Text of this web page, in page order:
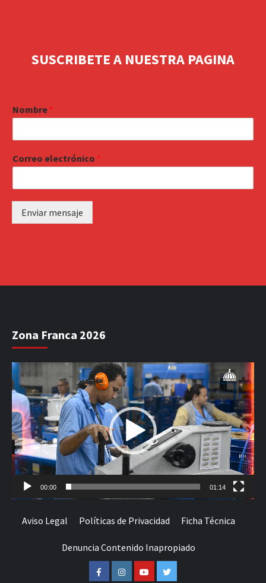
SUSCRIBETE A NUESTRA PAGINA
Nombre *
Correo electrónico *
Enviar mensaje
Zona Franca 2026
Reproductor
de
vídeo
00:00 01:14
Aviso Legal Políticas de Privacidad Ficha Técnica
Denuncia Contenido Inapropiado
FacebookInstagramYoutubeTwitter